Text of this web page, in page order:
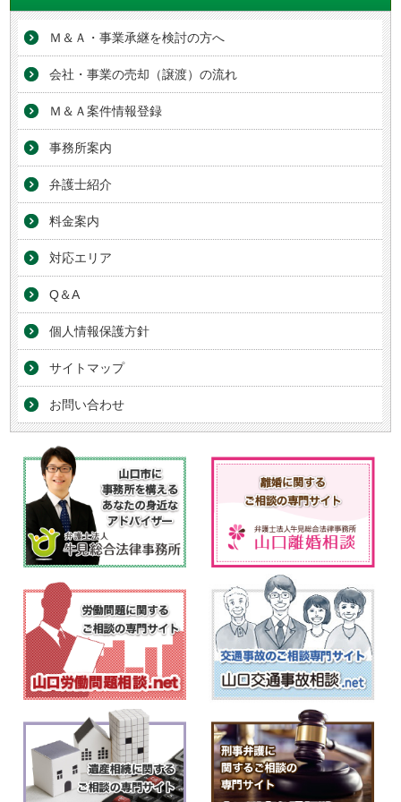
Ｍ＆Ａ・事業承継を検討の方へ
会社・事業の売却（譲渡）の流れ
Ｍ＆Ａ案件情報登録
事務所案内
弁護士紹介
料金案内
対応エリア
Q＆A
個人情報保護方針
サイトマップ
お問い合わせ